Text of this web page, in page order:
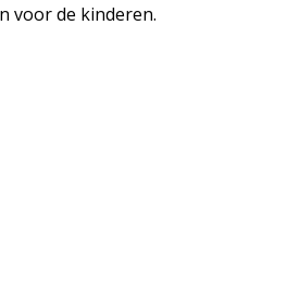
voor de kinderen.